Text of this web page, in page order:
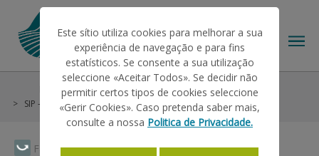
Faça Swipe para ver o menu
AJUDAS/APOIOS
Informações
Parcelário
SIP - Sistema de Identificação Parcelar
Versão Pública
Este sítio utiliza cookies para melhorar a sua
experiência de navegação e para fins
estatísticos. Se consente a sua utilização
seleccione «Aceitar Todos». Se decidir não
permitir certos tipos de cookies seleccione
«Gerir Cookies». Caso pretenda saber mais,
consulte a nossa Politica de Privacidade.